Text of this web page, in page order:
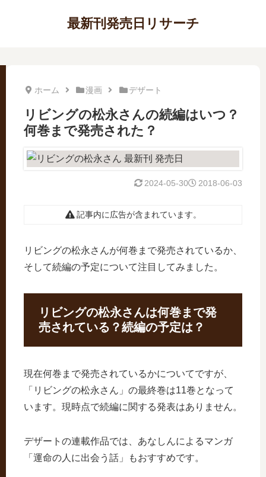
最新刊発売日リサーチ
ホーム 漫画 デザート
リビングの松永さんの続編はいつ？
何巻まで発売された？
2018-06-03
2024-05-30
記事内に広告が含まれています。
リビングの松永さんが何巻まで発売されているか、
そして続編の予定について注目してみました。
リビングの松永さんは何巻まで発
売されている？続編の予定は？
現在何巻まで発売されているかについてですが、
「リビングの松永さん」の最終巻は11巻となって
います。現時点で続編に関する発表はありません。
デザートの連載作品では、あなしんによるマンガ
「運命の人に出会う話」もおすすめです。